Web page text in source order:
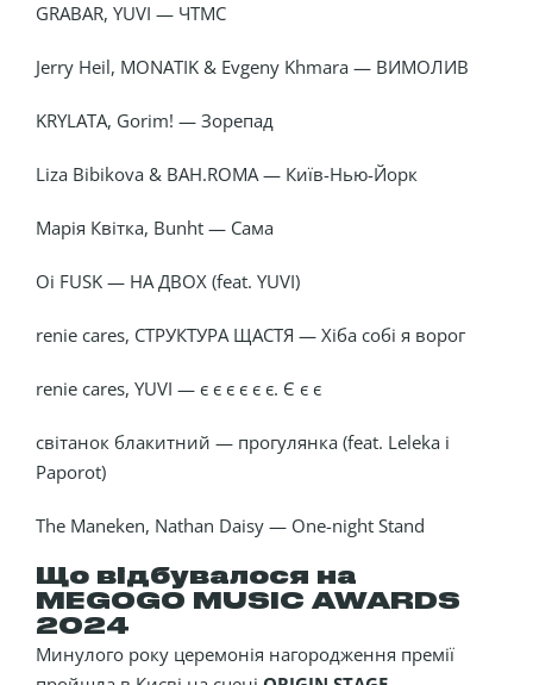
GRABAR, YUVI — ЧТМС
Jerry Heil, MONATIK & Evgeny Khmara — ВИМОЛИВ
KRYLATA, Gorim! — Зорепад
Liza Bibikova & BAH.ROMA — Київ-Нью-Йорк
Марія Квітка, Bunht — Сама
Oi FUSK — НА ДВОХ (feat. YUVI)
renie cares, СТРУКТУРА ЩАСТЯ — Хіба собі я ворог
renie cares, YUVI — є є є є є є. Є є є
світанок блакитний — прогулянка (feat. Leleka i
Paporot)
The Maneken, Nathan Daisy — One-night Stand
Що відбувалося на
MEGOGO MUSIC AWARDS
2024
Минулого року церемонія нагородження премії